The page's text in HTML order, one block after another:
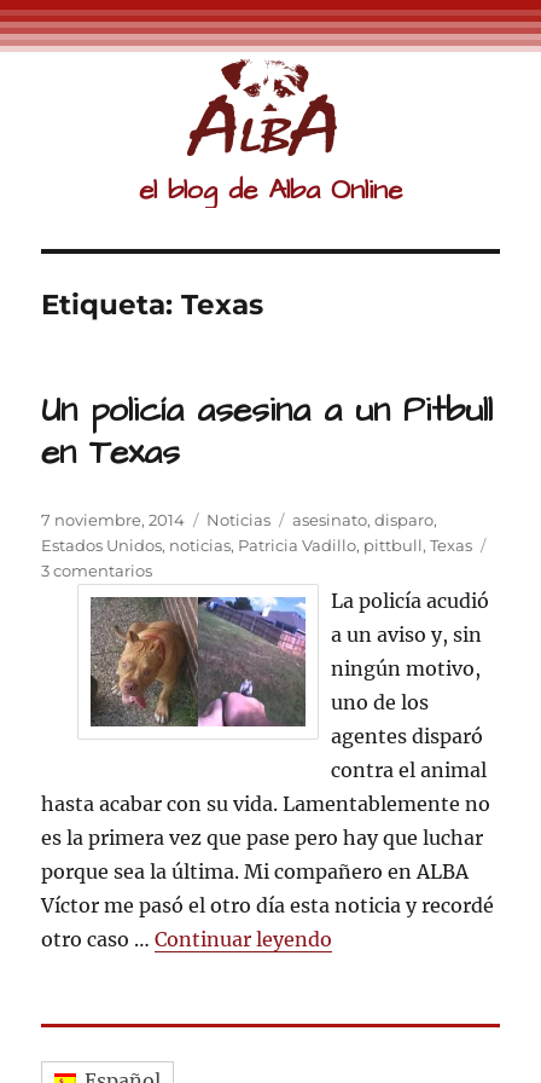
el blog de Alba Online
Etiqueta:Texas
Un policía asesina a un Pitbull
en Texas
Publicado
el
7 noviembre, 2014 Categorías
Noticias Etiquetas
asesinato,disparo,
Estados Unidos, noticias, Patricia Vadillo, pittbull,Texas
3 comentariosen
Un
policía
asesina
a
un
Pitbull
La policía acudió
a un aviso y, sin
ningún motivo,
uno de los
agentes disparó
contra el animal
hasta acabar con su vida. Lamentablemente no
es la primera vez que pase pero hay que luchar
porque sea la última. Mi compañero en ALBA
Víctor me pasó el otro día esta noticia y recordé
otro caso …Continuar leyendo